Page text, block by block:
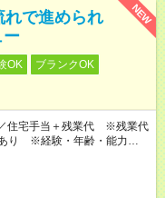
NEW
れで進められ
ー
OK
ブランクOK
住宅手当＋残業代 ※残業代
り ※経験・年齢・能力等を